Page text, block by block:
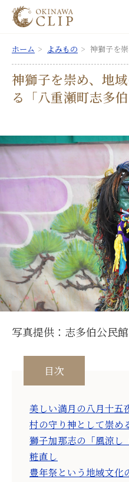
ホーム よみもの 神獅子を
神獅子を崇め、地
る「八重瀬町志多伯
写真提供：志多伯公民館
目次
美しい満月の八月十五
村の守り神として崇め
獅子加那志の「風涼し
粧直し
豊年祭という地域文化